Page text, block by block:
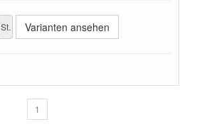
St. Varianten ansehen
1